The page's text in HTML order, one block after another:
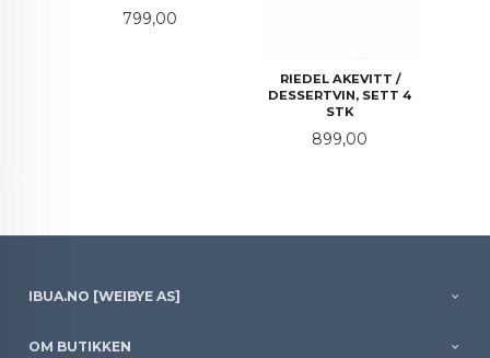
Pris
799,00
RIEDEL AKEVITT /
DESSERTVIN, SETT 4
STK
Pris
899,00
IBUA.NO [WEIBYE AS]
OM BUTIKKEN